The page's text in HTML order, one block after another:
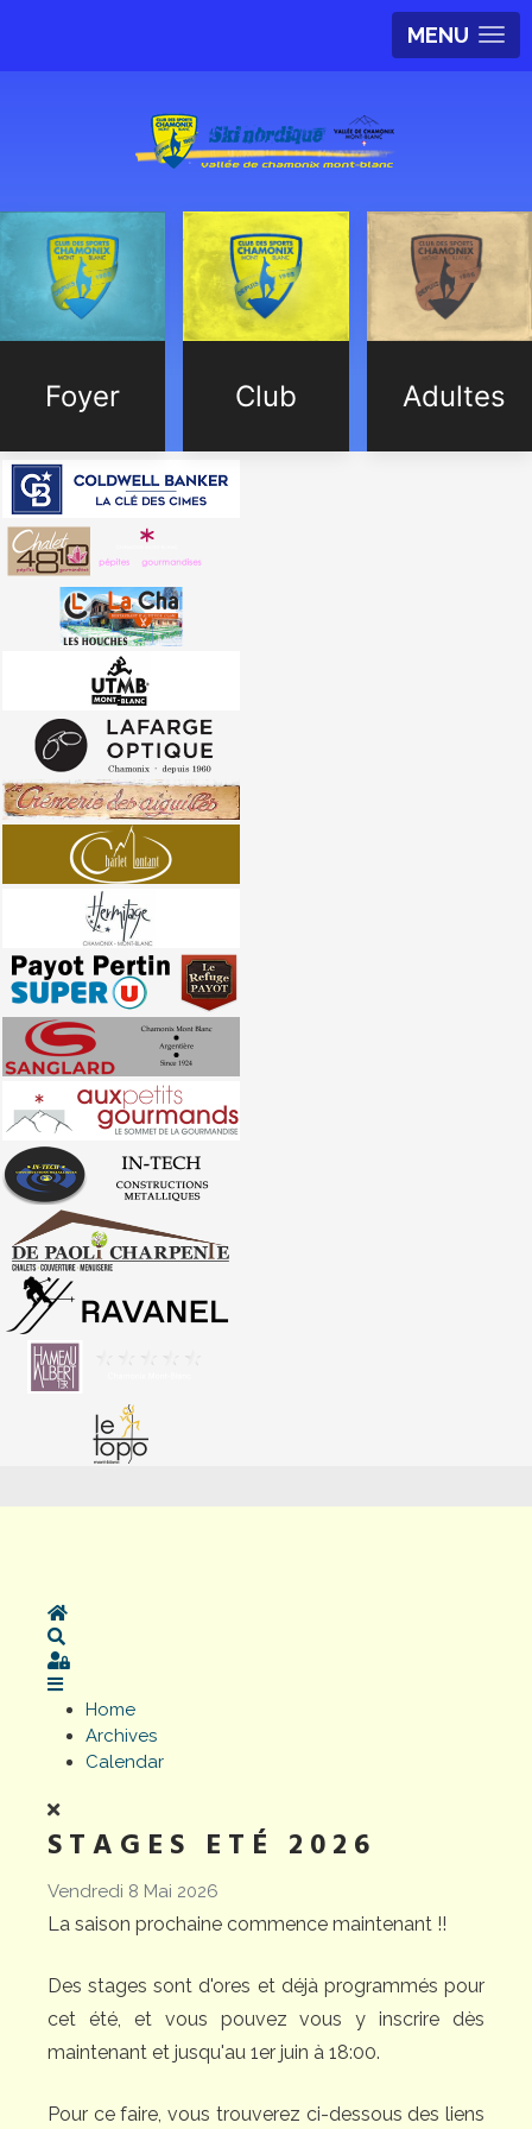
MENU
Foyer Club Adultes
Home
Sign In
Home
Archives
Calendar
STAGES ETÉ 2026
Vendredi 8 Mai 2026
La saison prochaine commence maintenant !!
Des stages sont d'ores et déjà programmés pour
cet été, et vous pouvez vous y inscrire dès
maintenant et jusqu'au 1er juin à 18:00.
Pour ce faire, vous trouverez ci-dessous des liens